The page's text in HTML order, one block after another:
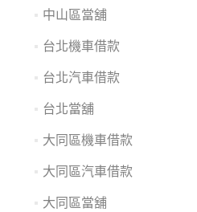
中山區當舖
台北機車借款
台北汽車借款
台北當舖
大同區機車借款
大同區汽車借款
大同區當舖